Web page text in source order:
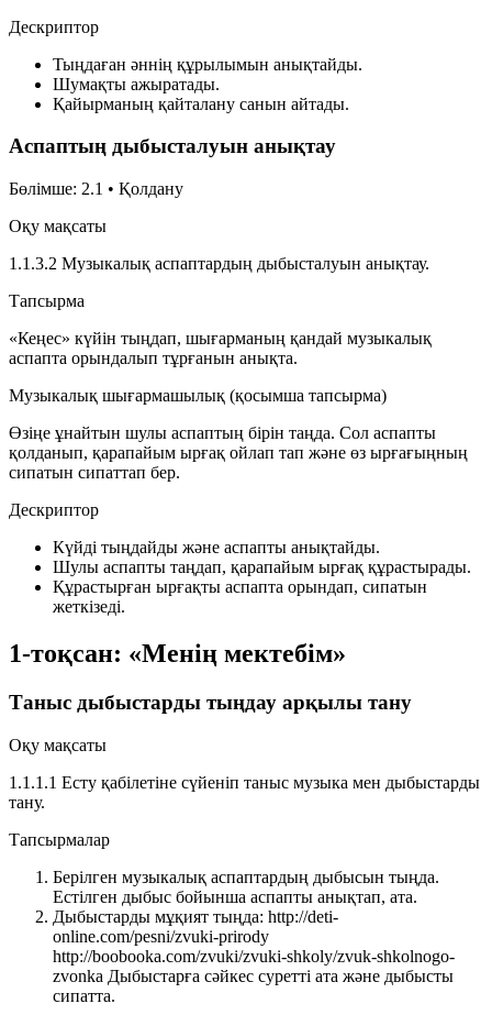
Дескриптор
Тыңдаған әннің құрылымын анықтайды.
Шумақты ажыратады.
Қайырманың қайталану санын айтады.
Аспаптың дыбысталуын анықтау
Бөлімше: 2.1 • Қолдану
Оқу мақсаты
1.1.3.2 Музыкалық аспаптардың дыбысталуын анықтау.
Тапсырма
«Кеңес» күйін тыңдап, шығарманың қандай музыкалық
аспапта орындалып тұрғанын анықта.
Музыкалық шығармашылық (қосымша тапсырма)
Өзіңе ұнайтын шулы аспаптың бірін таңда. Сол аспапты
қолданып, қарапайым ырғақ ойлап тап және өз ырғағыңның
сипатын сипаттап бер.
Дескриптор
Күйді тыңдайды және аспапты анықтайды.
Шулы аспапты таңдап, қарапайым ырғақ құрастырады.
Құрастырған ырғақты аспапта орындап, сипатын
жеткізеді.
1-тоқсан: «Менің мектебім»
Таныс дыбыстарды тыңдау арқылы тану
Оқу мақсаты
1.1.1.1 Есту қабілетіне сүйеніп таныс музыка мен дыбыстарды
тану.
Тапсырмалар
Берілген музыкалық аспаптардың дыбысын тыңда.
Естілген дыбыс бойынша аспапты анықтап, ата.
Дыбыстарды мұқият тыңда: http://deti-
online.com/pesni/zvuki-prirody
http://boobooka.com/zvuki/zvuki-shkoly/zvuk-shkolnogo-
zvonka Дыбыстарға сәйкес суретті ата және дыбысты
сипатта.